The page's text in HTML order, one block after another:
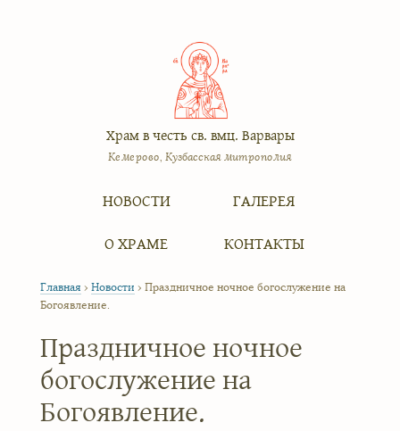
Храм в честь св. вмц. Варвары
Кемерово, Кузбасская митрополия
НОВОСТИ
О ХРАМЕ
ГАЛЕРЕЯ
КОНТАКТЫ
Главная › Новости › Праздничное ночное богослужение на
Богоявление.
Праздничное ночное
богослужение на
Богоявление.